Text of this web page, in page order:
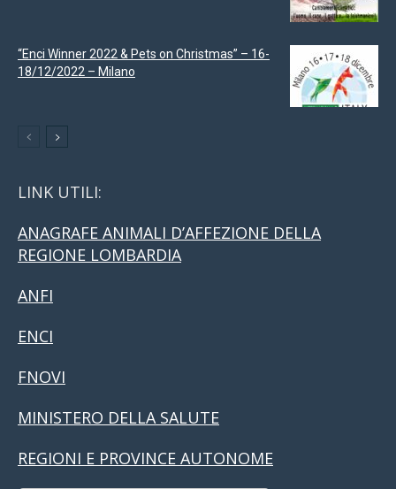
“Enci Winner 2022 & Pets on Christmas” – 16-
18/12/2022 – Milano
LINK UTILI:
ANAGRAFE ANIMALI D’AFFEZIONE DELLA
REGIONE LOMBARDIA
ANFI
ENCI
FNOVI
MINISTERO DELLA SALUTE
REGIONI E PROVINCE AUTONOME